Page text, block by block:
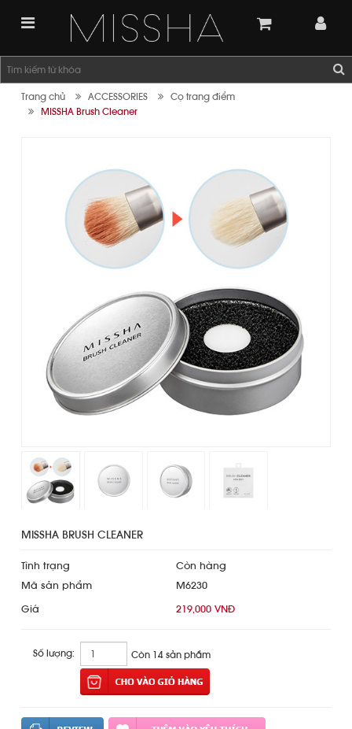
Trang chủ ACCESSORIES
Cọ trang điểm
MISSHA Brush Cleaner
MISSHA BRUSH CLEANER
Tình trạng
Còn hàng
Mã sản phẩm
M6230
Giá
219,000 VNĐ
Số lượng: Còn 14 sản phẩm